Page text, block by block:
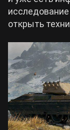
Crimson
Zenless
Kingdom
Path of
Билды
Билды
Билды
Билды Path
открыть